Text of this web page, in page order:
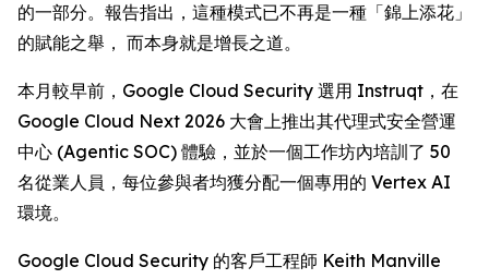
的一部分。報告指出，這種模式已不再是一種「錦上添花」
的賦能之舉， 而本身就是增長之道。
本月較早前，Google Cloud Security 選用 Instruqt，在
Google Cloud Next 2026 大會上推出其代理式安全營運
中心 (Agentic SOC) 體驗，並於一個工作坊內培訓了 50
名從業人員，每位參與者均獲分配一個專用的 Vertex AI
環境。
Google Cloud Security 的客戶工程師 Keith Manville